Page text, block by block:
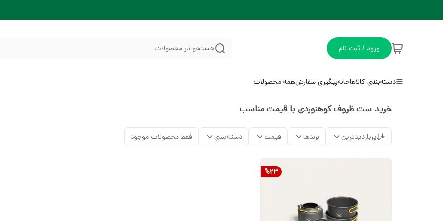
ورود / ثبت نام جستجو در محصولات
دسته‌بندی کالاهاخانهپیگیری سفارشهمه محصولات
خرید ست ظروف کوهنوردی با قیمت مناسب
پربازدیدترین برندها قیمت دسته‌بندی فقط محصولات موجود
%23